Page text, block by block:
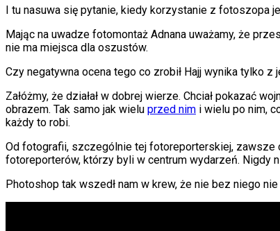
I tu nasuwa się pytanie, kiedy korzystanie z fotoszopa
Mając na uwadze fotomontaż Adnana uważamy, że
nie ma miejsca dla oszustów.
Czy negatywna ocena tego co zrobił Hajj wynika tylko z
Załóżmy, że działał w dobrej wierze. Chciał pokazać
obrazem. Tak samo jak wielu przed nim i wielu po nim,
każdy to robi.
Od fotografii, szczególnie tej fotoreporterskiej, zawsze
fotoreporterów, którzy byli w centrum wydarzeń. Nigdy
Photoshop tak wszedł nam w krew, że nie bez niego